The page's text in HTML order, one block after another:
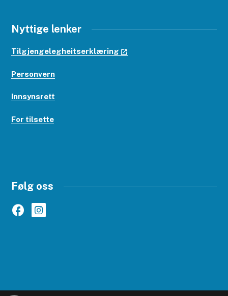
Nyttige lenker
Tilgjengelegheitserklæring
Personvern
Innsynsrett
For tilsette
Følg oss
FacebookInstagram